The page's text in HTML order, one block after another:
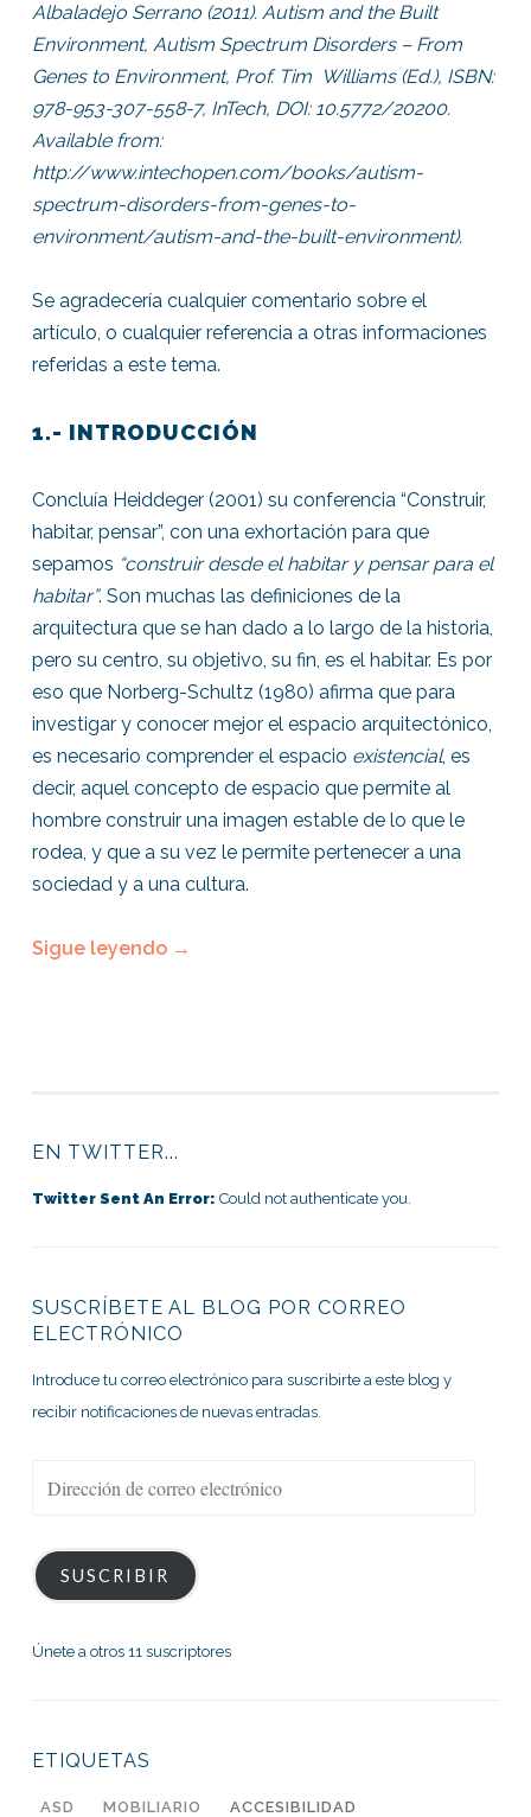
Albaladejo Serrano (2011). Autism and the Built
Environment, Autism Spectrum Disorders – From
Genes to Environment, Prof. Tim Williams (Ed.), ISBN:
978-953-307-558-7, InTech, DOI: 10.5772/20200.
Available from:
http://www.intechopen.com/books/autism-
spectrum-disorders-from-genes-to-
environment/autism-and-the-built-environment).
Se agradecería cualquier comentario sobre el
artículo, o cualquier referencia a otras informaciones
referidas a este tema.
1.- INTRODUCCIÓN
Concluía Heiddeger (2001) su conferencia “Construir,
habitar, pensar”, con una exhortación para que
sepamos “construir desde el habitar y pensar para el
habitar”. Son muchas las definiciones de la
arquitectura que se han dado a lo largo de la historia,
pero su centro, su objetivo, su fin, es el habitar. Es por
eso que Norberg-Schultz (1980) afirma que para
investigar y conocer mejor el espacio arquitectónico,
es necesario comprender el espacio existencial, es
decir, aquel concepto de espacio que permite al
hombre construir una imagen estable de lo que le
rodea, y que a su vez le permite pertenecer a una
sociedad y a una cultura.
Sigue leyendo →
EN TWITTER...
Twitter Sent An Error: Could not authenticate you.
SUSCRÍBETE AL BLOG POR CORREO
ELECTRÓNICO
Introduce tu correo electrónico para suscribirte a este blog y
recibir notificaciones de nuevas entradas.
electrónico
SUSCRIBIR
Únete a otros 11 suscriptores
ETIQUETAS
ASD MOBILIARIO ACCESIBILIDAD